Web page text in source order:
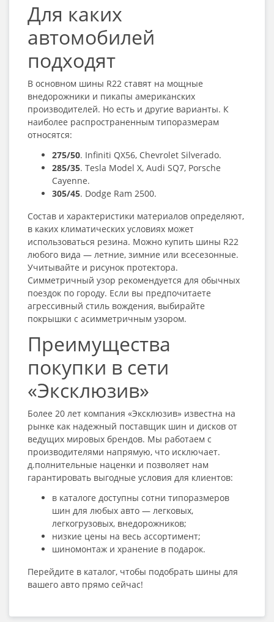
Для каких
автомобилей
подходят
В основном шины R22 ставят на мощные
внедорожники и пикапы американских
производителей. Но есть и другие варианты. К
наиболее распространенным типоразмерам
относятся:
275/50. Infiniti QX56, Chevrolet Silverado.
285/35. Tesla Model X, Audi SQ7, Porsche
Cayenne.
305/45. Dodge Ram 2500.
Состав и характеристики материалов определяют,
в каких климатических условиях может
использоваться резина. Можно купить шины R22
любого вида — летние, зимние или всесезонные.
Учитывайте и рисунок протектора.
Симметричный узор рекомендуется для обычных
поездок по городу. Если вы предпочитаете
агрессивный стиль вождения, выбирайте
покрышки с асимметричным узором.
Преимущества
покупки в сети
«Эксклюзив»
Более 20 лет компания «Эксклюзив» известна на
рынке как надежный поставщик шин и дисков от
ведущих мировых брендов. Мы работаем с
производителями напрямую, что исключает.
д.полнительные наценки и позволяет нам
гарантировать выгодные условия для клиентов:
в каталоге доступны сотни типоразмеров
шин для любых авто — легковых,
легкогрузовых, внедорожников;
низкие цены на весь ассортимент;
шиномонтаж и хранение в подарок.
Перейдите в каталог, чтобы подобрать шины для
вашего авто прямо сейчас!